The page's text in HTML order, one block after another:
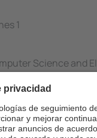
1
Science and